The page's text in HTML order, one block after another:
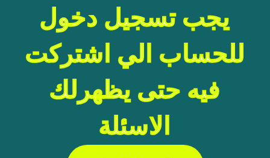
يجب تسجيل دخول
للحساب الي اشتركت
فيه حتى يظهرلك
الاسئلة